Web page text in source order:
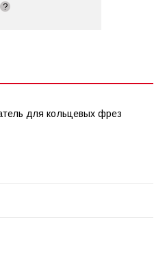
?
для кольцевых фрез